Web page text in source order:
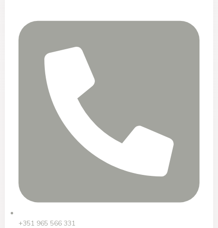
+351 965 566 331